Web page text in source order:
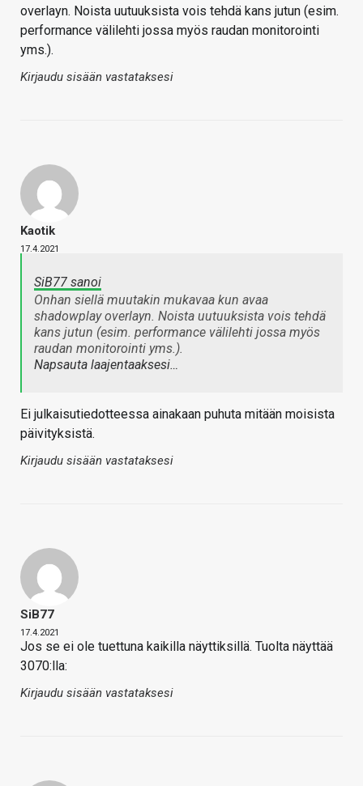
overlayn. Noista uutuuksista vois tehdä kans jutun (esim.
performance välilehti jossa myös raudan monitorointi
yms.).
Kirjaudu sisään vastataksesi
Kaotik
17.4.2021
SiB77 sanoi
Onhan siellä muutakin mukavaa kun avaa
shadowplay overlayn. Noista uutuuksista vois tehdä
kans jutun (esim. performance välilehti jossa myös
raudan monitorointi yms.).
Napsauta laajentaaksesi…
Ei julkaisutiedotteessa ainakaan puhuta mitään moisista
päivityksistä.
Kirjaudu sisään vastataksesi
SiB77
17.4.2021
Jos se ei ole tuettuna kaikilla näyttiksillä. Tuolta näyttää
3070:lla:
Kirjaudu sisään vastataksesi